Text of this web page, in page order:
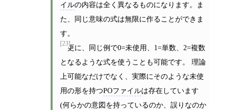
イルの内容は全く異なるものになります。ま
た、同じ意味の式は無限に作ることができま
す。
[23]更に、同じ例で0=未使用、1=単数、2=複数
となるような式を使うことも可能です。 理論
上可能なだけでなく、実際にそのような未使
用の形を持つPOファイルは存在しています
(何らかの意図を持っているのか、誤りなのか